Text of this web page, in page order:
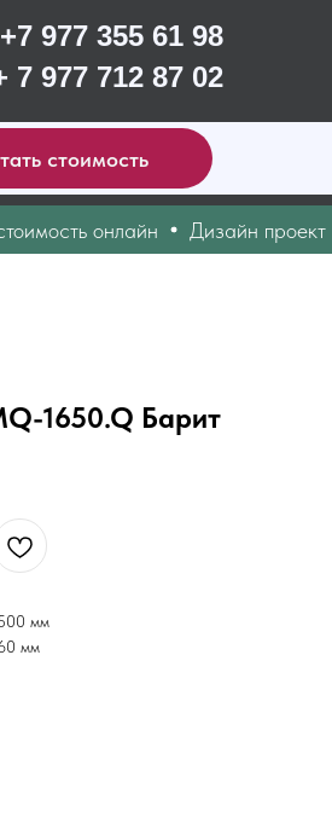
+7 977 355 61 98
7 977 712 87 02
стоимость
онлайн Дизайн проект уже
1650.Q Барит
мм
мм